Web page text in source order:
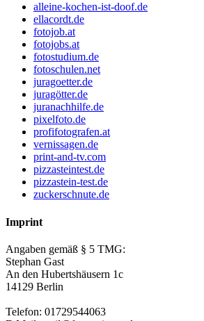
alleine-kochen-ist-doof.de
ellacordt.de
fotojob.at
fotojobs.at
fotostudium.de
fotoschulen.net
juragoetter.de
juragötter.de
juranachhilfe.de
pixelfoto.de
profifotografen.at
vernissagen.de
print-and-tv.com
pizzasteintest.de
pizzastein-test.de
zuckerschnute.de
Imprint
Angaben gemäß § 5 TMG:
Stephan Gast
An den Hubertshäusern 1c
14129 Berlin
Telefon: 01729544063